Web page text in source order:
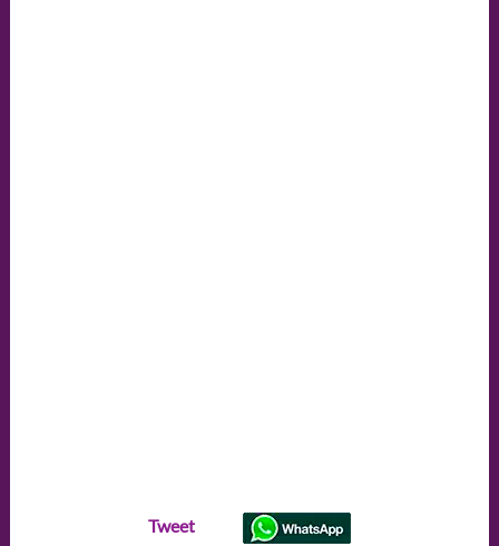
Tweet